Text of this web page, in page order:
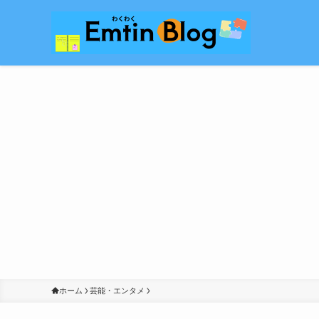
ホーム 芸能・エンタメ